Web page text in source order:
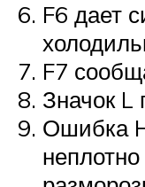
F6 дает
F7
Значок L
Ошибка